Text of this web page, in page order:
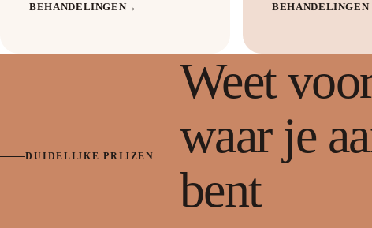
BEHANDELINGEN→ BEHANDELINGEN
DUIDELIJKE PRIJZEN
Weet
waar je
bent